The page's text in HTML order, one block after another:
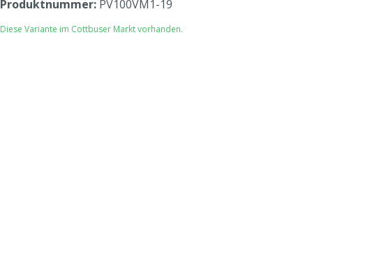
Produktnummer: PV100VM1-19
Diese Variante im Cottbuser Markt vorhanden.